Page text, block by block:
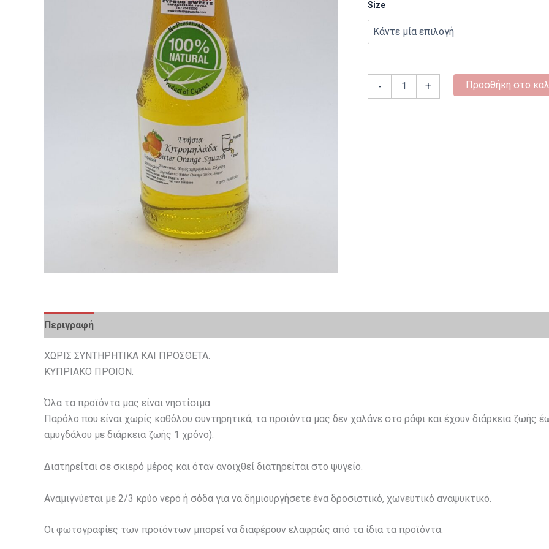
Size
- + Προσθήκη στο
Περιγραφή
ΧΩΡΙΣ ΣΥΝΤΗΡΗΤΙΚΑ ΚΑΙ ΠΡΟΣΘΕΤΑ.
ΚΥΠΡΙΑΚΟ ΠΡΟΙΟΝ.
Όλα τα προϊόντα μας είναι νηστίσιμα.
Παρόλο που είναι χωρίς καθόλου συντηρητικά, τα προϊόντα μας δεν χαλάνε στο ράφι και έχουν διάρκεια ζωής
αμυγδάλου με διάρκεια ζωής 1 χρόνο).
Διατηρείται σε σκιερό μέρος και όταν ανοιχθεί διατηρείται στο ψυγείο.
Αναμιγνύεται με 2/3 κρύο νερό ή σόδα για να δημιουργήσετε ένα δροσιστικό, χωνευτικό αναψυκτικό.
Οι φωτογραφίες των προϊόντων μπορεί να διαφέρουν ελαφρώς από τα ίδια τα προϊόντα.